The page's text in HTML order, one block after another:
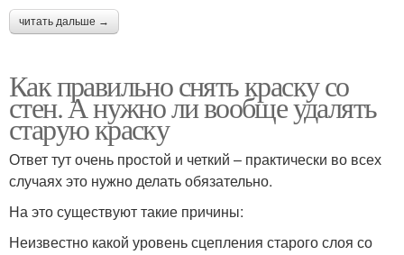
читать дальше →
Как правильно снять краску со
стен. А нужно ли вообще удалять
старую краску
Ответ тут очень простой и четкий – практически во всех
случаях это нужно делать обязательно.
На это существуют такие причины:
Неизвестно какой уровень сцепления старого слоя со